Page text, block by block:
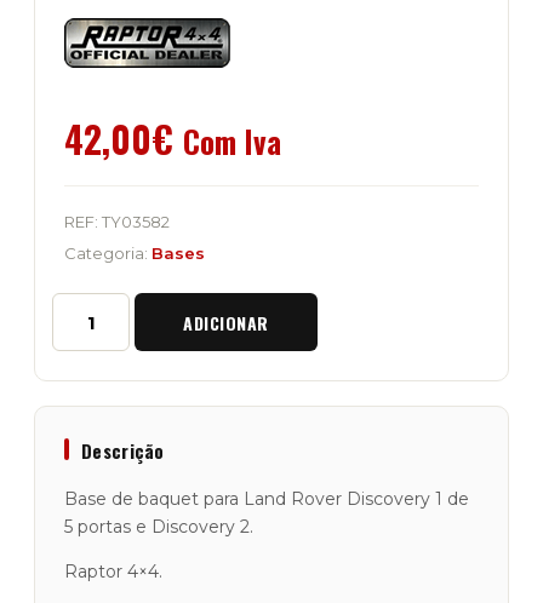
42,00€ Com Iva
REF: TY03582
Categoria: Bases
Quantidade
Base
Rover
Discovery
"5
Portas"
Discovery
ADICIONAR
Descrição
Base de baquet para Land Rover Discovery 1 de
5 portas e Discovery 2.
Raptor 4×4.